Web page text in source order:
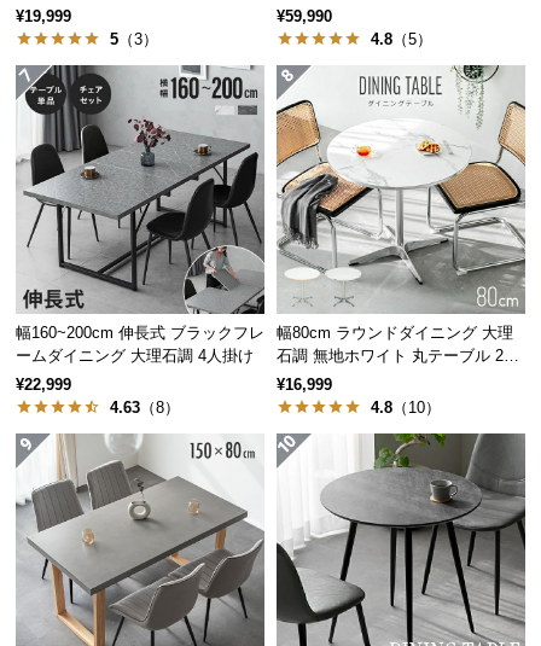
て
保
証
つ
い
て
会
員
規
約
に
つ
い
さっと拭くだけ簡単お手入れ
木材とは違い汚れてもシミになりにくく、さっと乾
拭きするだけでOKなのでお手入れが簡単です。
け
¥19,999
5 （3）
子デザイン
¥59,990
4.8 （5）
幅160~200cm 伸長式 ブラックフレ
ームダイニング 大理石調 4人掛け
¥22,999
4.63 （8）
幅80cm ラウンドダイニング 大理
石調 無地ホワイト 丸テーブル 2人
掛け
¥16,999
4.8 （10）